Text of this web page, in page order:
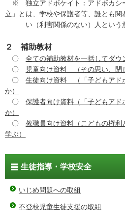
※ 独立アドボケイト：アドボカシ
立」とは、学校や保護者等、誰とも関
い（利害関係のない）人という意
２ 補助教材
〇 全ての補助教材を一括してダウ
〇
児童向け資料 （その思い、閉
〇 生徒向け資料 （「子どもアド
か）
〇 保護者向け資料（「子どもアド
か）
〇 教職員向け資料（こどもの権
学ぶ）
生徒指導・学校安全
いじめ問題への取組
不登校児童生徒支援の取組